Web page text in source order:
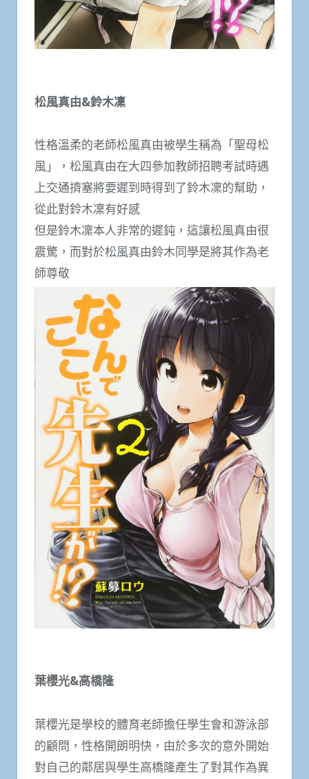
松風真由&鈴木凜
性格溫柔的老師松風真由被學生稱為「聖母松
風」，松風真由在大四參加教師招聘考試時遇
上交通擠塞將要遲到時得到了鈴木凜的幫助，
從此對鈴木凜有好感
但是鈴木凜本人非常的遲鈍，這讓松風真由很
震驚，而對於松風真由鈴木同學是將其作為老
師尊敬
葉櫻光&高橋隆
葉櫻光是學校的體育老師擔任學生會和游泳部
的顧問，性格開朗明快，由於多次的意外開始
對自己的鄰居與學生高橋隆產生了對其作為異